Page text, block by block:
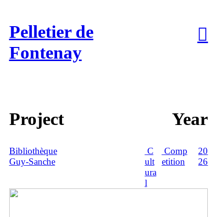
Pelletier de
Fontenay
︎
Pelletier de
Fontenay
Project Year
Bibliothèque
Guy-Sanche
C
ult
ura
l
Comp
etition
20
26